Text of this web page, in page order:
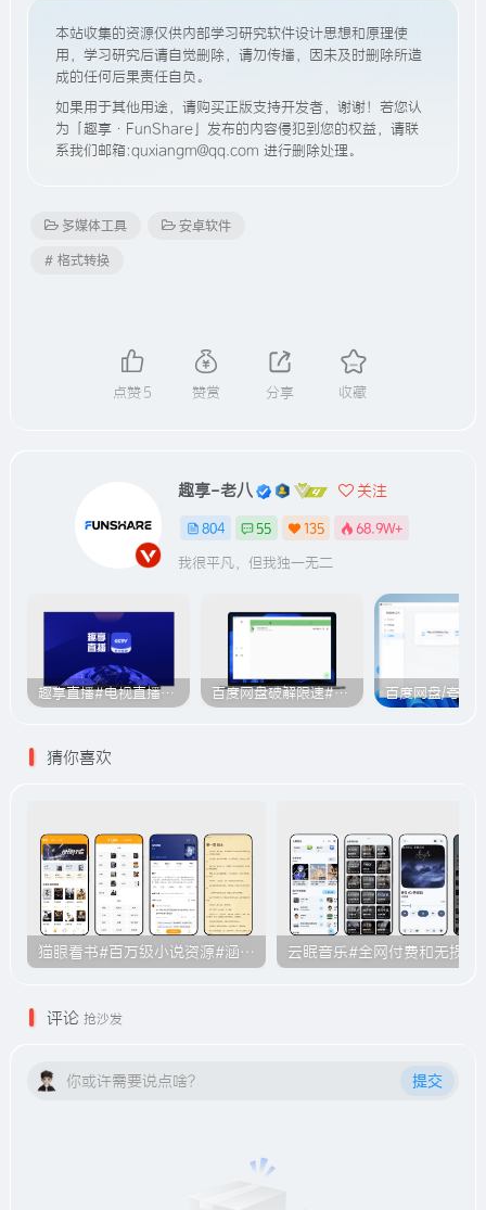
本站收集的资源仅供内部学习研究软件设计思想和原理使
用，学习研究后请自觉删除，请勿传播，因未及时删除所造
成的任何后果责任自负。
如果用于其他用途，请购买正版支持开发者，谢谢！若您认
为「趣享·FunShare」发布的内容侵犯到您的权益，请联
系我们邮箱:quxiangm@qq.com 进行删除处理。
多媒体工具 安卓软件
# 格式转换
点赞5 赞赏 分享 收藏
趣享-老八 关注
804 55 135 68.9W+
我很平凡，但我独一无二
趣享直播#电视直播软件#2000+个超清直播频道#支持电视和安卓手机 百度网盘破解限速#突破官方限速#满速下载#A614
猜你喜欢
猫眼看书#百万级小说资源#涵盖各大平台的付费小说#无广告#B011
评论 抢沙发
你或许需要说点啥？ 提交